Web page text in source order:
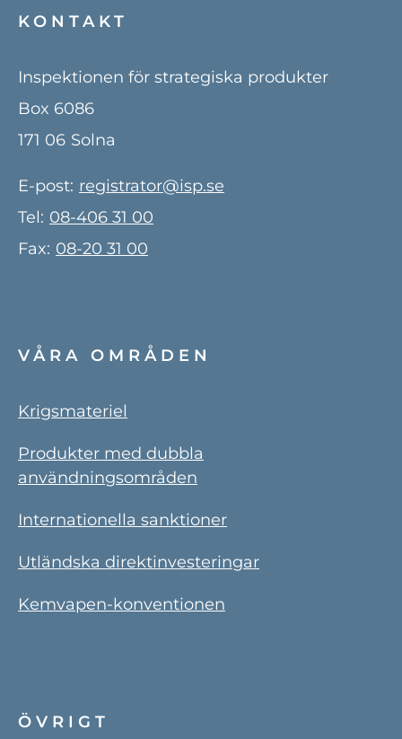
KONTAKT
Inspektionen för strategiska produkter
Box 6086
171 06 Solna
E-post: registrator@isp.se
Tel: 08-406 31 00
Fax: 08-20 31 00
VÅRA OMRÅDEN
Krigsmateriel
Produkter med dubbla
användningsområden
Internationella sanktioner
Utländska direktinvesteringar
Kemvapen-konventionen
ÖVRIGT